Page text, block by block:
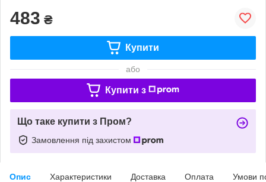
483 ₴
Купити
або
Купити з
Що таке купити з Пром?
Замовлення під захистом
Опис Характеристики Доставка Оплата Умови